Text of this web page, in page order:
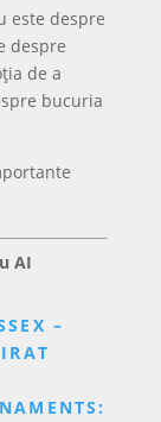
este despre
despre
de a
bucuria
AI
–